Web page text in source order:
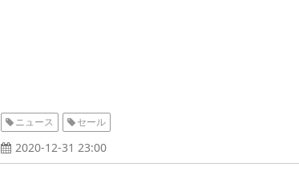
ニュース セール
2020-12-31 23:00